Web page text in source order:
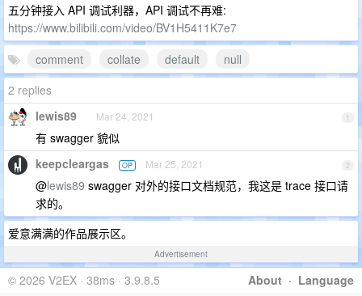
五分钟接入 API 调试利器，API 调试不再难:
https://www.bilibili.com/video/BV1H5411K7e7
comment
collate default
null
2 replies
1
lewis89 Mar 24, 2021
有 swagger 貌似
2
keepcleargas OP Mar 25, 2021
@lewis89 swagger 对外的接口文档规范，我这是 trace 接口请
求的。
爱意满满的作品展示区。
Advertisement
About · Language
© 2026 V2EX · 38ms · 3.9.8.5